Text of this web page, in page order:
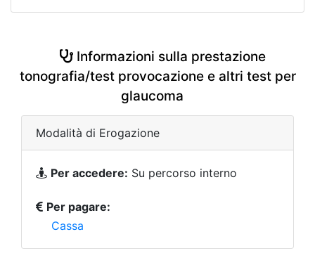
Informazioni sulla prestazione
tonografia/test provocazione e altri test per
glaucoma
Modalità di Erogazione
Per accedere: Su percorso interno
Per pagare:
Cassa